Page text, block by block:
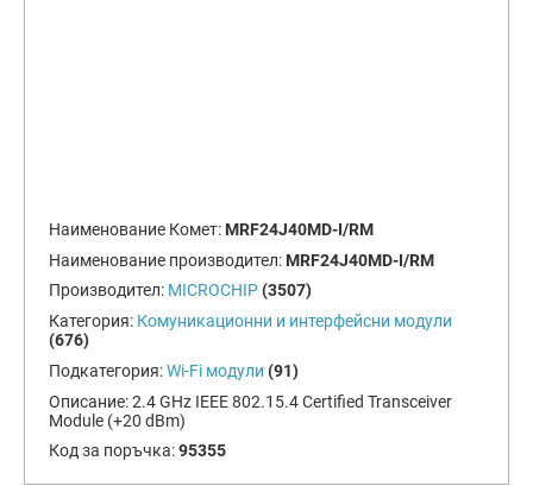
Наименование Комет: MRF24J40MD-I/RM
Наименование производител: MRF24J40MD-I/RM
Производител: MICROCHIP (3507)
Категория: Комуникационни и интерфейсни модули
(676)
Подкатегория:Wi-Fi модули (91)
Описание:2.4 GHz IEEE 802.15.4 Certified Transceiver
Module (+20 dBm)
Код за поръчка:95355